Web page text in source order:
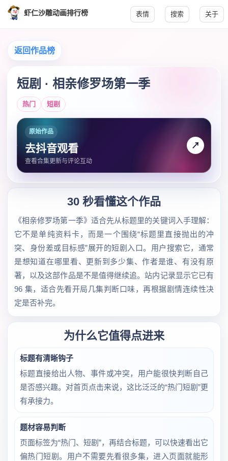
虾仁沙雕动画排行榜 表情 搜索 关于
返回作品榜
短剧 · 相亲修罗场第一季
热门 短剧
原始作品
去抖音观看
查看合集更新与评论互动
↗
30 秒看懂这个作品
《相亲修罗场第一季》适合先从标题里的关键词入手理解：
它不是单纯资料卡，而是一个围绕“标题里直接抛出的冲
突、身份差或目标感”展开的短剧入口。用户搜索它，通常
是想知道在哪里看、更新到多少集、作者是谁、有没有原
著，以及这部作品是不是值得继续追。站内记录显示它已有
96 集，适合先看开局几集判断口味，再根据剧情连续性决
定是否补完。
为什么它值得点进来
标题有清晰钩子
标题直接给出人物、事件或冲突，用户能很快判断自己
是否感兴趣。对首页点击来说，这比泛泛的“热门短剧”更
有承接力。
题材容易判断
页面标签为“热门、短剧”，再结合标题，可以快速看出它
偏热门短剧。用户不需要先看很多集，进入页面就能形